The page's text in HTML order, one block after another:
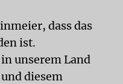
dass das
ist.
unserem Land
diesem